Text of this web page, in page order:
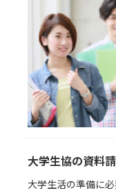
大学生協の資料
大学生活の準備に